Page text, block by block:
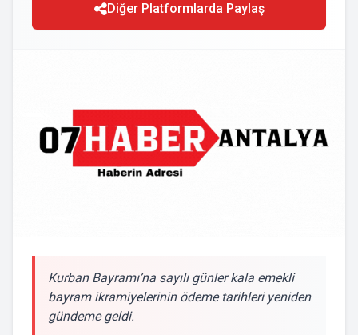
Diğer Platformlarda Paylaş
Kurban Bayramı’na sayılı günler kala emekli
bayram ikramiyelerinin ödeme tarihleri yeniden
gündeme geldi.